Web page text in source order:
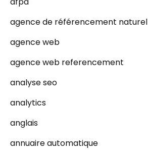
agence de référencement naturel
agence web
agence web referencement
analyse seo
analytics
anglais
annuaire automatique